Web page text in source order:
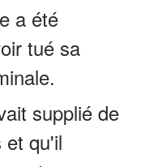
a été
tué sa
supplié de
et qu'il